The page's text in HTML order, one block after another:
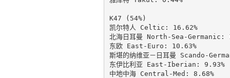
K47 (54%)
凯尔特人 Celtic: 16.62%
北海日耳曼 North-Sea-Germanic:
东欧 East-Euro: 10.63%
斯堪的纳维亚－日耳曼 Scando-
东伊比利亚 East-Iberian: 9.93%
中地中海 Central-Med: 8.68%